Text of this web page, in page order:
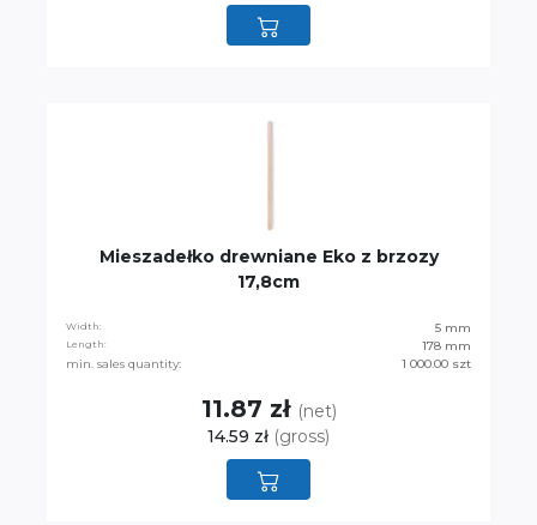
Mieszadełko drewniane Eko z brzozy
17,8cm
Width: 5 mm
Length:
178 mm
min. sales quantity:
1 000.00 szt
11.87 zł (net)
14.59 zł (gross)